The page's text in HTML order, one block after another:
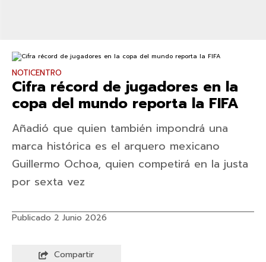
NOTICENTRO
Cifra récord de jugadores en la
copa del mundo reporta la FIFA
Añadió que quien también impondrá una
marca histórica es el arquero mexicano
Guillermo Ochoa, quien competirá en la justa
por sexta vez
Publicado 2 Junio 2026
Compartir